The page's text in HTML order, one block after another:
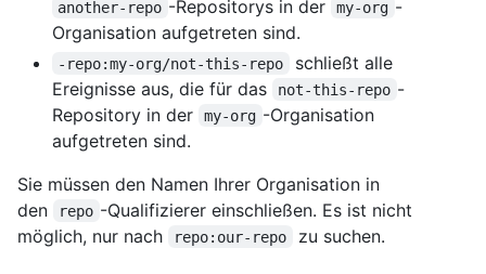
another-repo -Repositorys in der my-org -
Organisation aufgetreten sind.
-repo:my-org/not-this-repo
schließt alle
Ereignisse aus, die für das
not-this-repo -
Repository in der
my-org -Organisation
aufgetreten sind.
Sie müssen den Namen Ihrer Organisation in
den
repo -Qualifizierer einschließen. Es ist nicht
möglich, nur nach
repo:our-repo zu suchen.